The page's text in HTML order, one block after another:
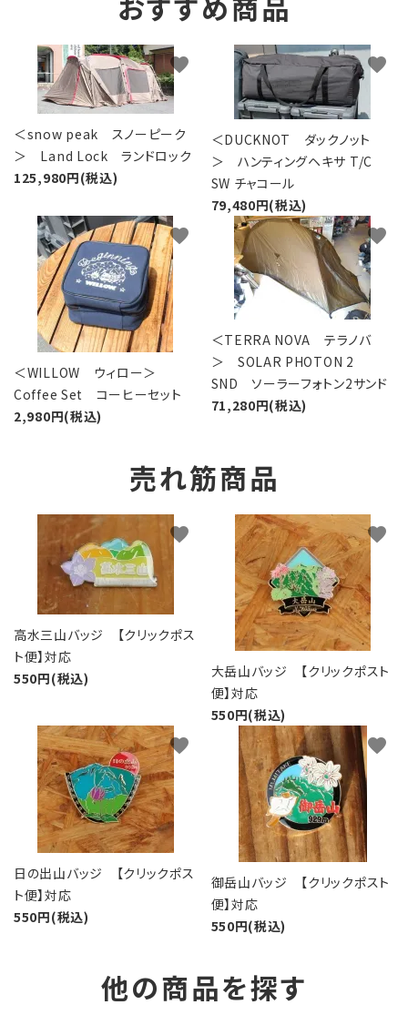
おすすめ商品
＜snow peak スノーピーク
＞ Land Lock ランドロック
125,980円(税込)
favorite
＜DUCKNOT ダックノット
＞ ハンティングヘキサ T/C
SW チャコール
79,480円(税込)
favorite
＜WILLOW ウィロー＞
Coffee Set コーヒーセット
2,980円(税込)
favorite
＜TERRA NOVA テラノバ
＞ SOLAR PHOTON 2
SND ソーラーフォトン2サンド
71,280円(税込)
favorite
売れ筋商品
高水三山バッジ 【クリックポス
ト便】対応
550円(税込)
favorite
大岳山バッジ 【クリックポスト
便】対応
550円(税込)
favorite
日の出山バッジ 【クリックポス
ト便】対応
550円(税込)
favorite
御岳山バッジ 【クリックポスト
便】対応
550円(税込)
favorite
他の商品を探す